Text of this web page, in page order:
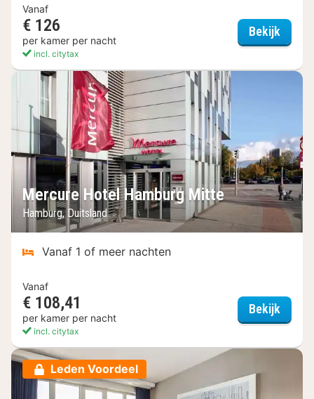
Vanaf
€ 126
per kamer per nacht
incl. citytax
Bekijk
Mercure Hotel Hamburg Mitte
Hamburg, Duitsland
Vanaf 1 of meer nachten
Vanaf
€ 108,41
per kamer per nacht
incl. citytax
Bekijk
Leden Voordeel